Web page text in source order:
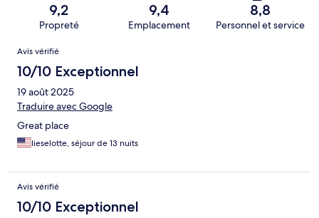
9,2
Propreté
9,4
Emplacement
8,8
Personnel et service
Avis
Avis vérifié
10/10 Exceptionnel
19 août 2025
Traduire avec Google
Great place
lieselotte, séjour de 13 nuits
Avis vérifié
10/10 Exceptionnel